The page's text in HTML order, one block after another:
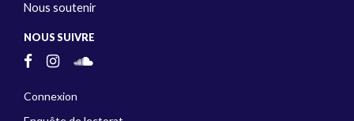
Nous soutenir
NOUS SUIVRE
Connexion